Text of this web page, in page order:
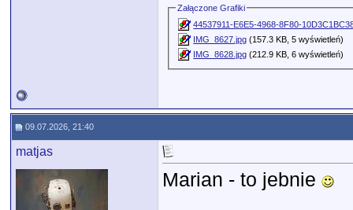
Załączone Grafiki
44537911-E6E5-4968-8F80-
IMG_8627.jpg (157.3 KB, 5 wyświetleń)
IMG_8628.jpg (212.9 KB, 6 wyświetleń)
09.07.2026, 21:40
matjas
Marian - to jebnie